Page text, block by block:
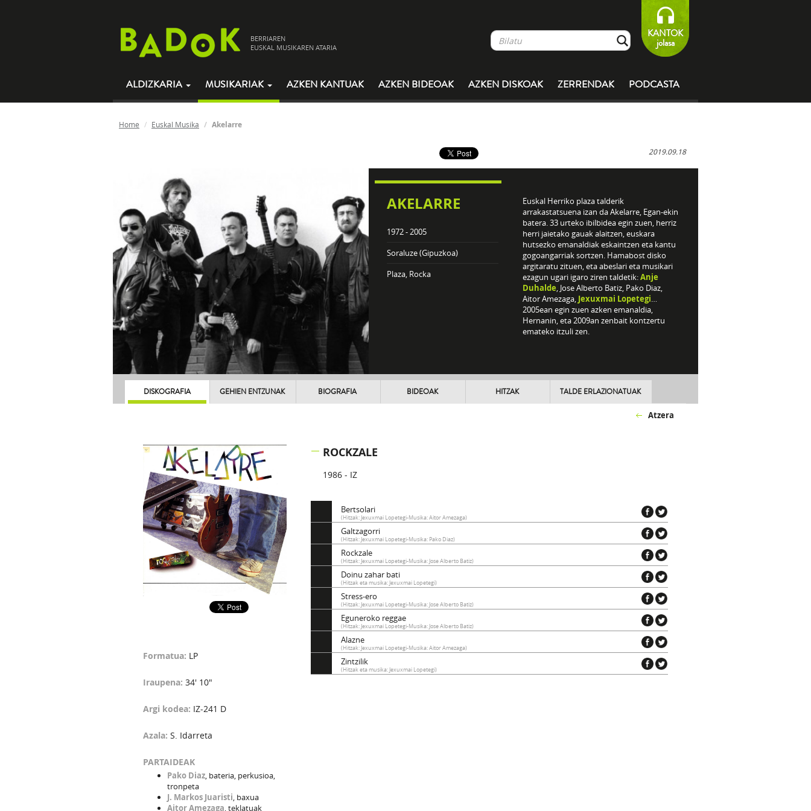
BERRIAREN
EUSKAL MUSIKAREN ATARIA
KANTOK
jolasa
ALDIZKARIA MUSIKARIAK AZKEN KANTUAK AZKEN BIDEOAK AZKEN DISKOAK ZERRENDAK PODCASTA
Home Euskal Musika Akelarre
2019.09.18
AKELARRE
1972 - 2005
Soraluze (Gipuzkoa)
Plaza, Rocka
Euskal Herriko plaza talderik
arrakastatsuena izan da Akelarre, Egan-ekin
batera. 33 urteko ibilbidea egin zuen, herriz
herri jaietako gauak alaitzen, euskara
hutsezko emanaldiak eskaintzen eta kantu
gogoangarriak sortzen. Hamabost disko
argitaratu zituen, eta abeslari eta musikari
ezagun ugari igaro ziren taldetik:Anje
Duhalde, Jose Alberto Batiz, Pako Diaz,
Aitor Amezaga, Jexuxmai Lopetegi…
2005ean egin zuen azken emanaldia,
Hernanin, eta 2009an zenbait kontzertu
emateko itzuli zen.
DISKOGRAFIA GEHIEN ENTZUNAK BIOGRAFIA BIDEOAK HITZAK TALDE ERLAZIONATUAK
Atzera
Formatua: LP
Iraupena: 34' 10"
Argi kodea: IZ-241 D
Azala: S. Idarreta
PARTAIDEAK
Pako Diaz, bateria, perkusioa,
tronpeta
J. Markos Juaristi, baxua
Aitor Amezaga, teklatuak
ROCKZALE
1986 - IZ
Bertsolari
(Hitzak: Jexuxmai Lopetegi-Musika: Aitor Amezaga)
Galtzagorri
(Hitzak: Jexuxmai Lopetegi-Musika: Pako Diaz)
Rockzale
(Hitzak: Jexuxmai Lopetegi-Musika: Jose Alberto Batiz)
Doinu zahar bati
(Hitzak eta musika: Jexuxmai Lopetegi)
Stress-ero
(Hitzak: Jexuxmai Lopetegi-Musika: Jose Alberto Batiz)
Eguneroko reggae
(Hitzak: Jexuxmai Lopetegi-Musika: Jose Alberto Batiz)
Alazne
(Hitzak: Jexuxmai Lopetegi-Musika: Aitor Amezaga)
Zintzilik
(Hitzak eta musika: Jexuxmai Lopetegi)